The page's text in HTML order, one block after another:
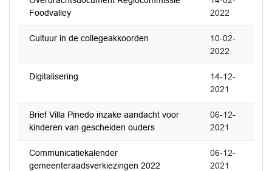
Foodvalley
2022
Cultuur in de collegeakkoorden
10-02-
2022
Digitalisering
14-12-
2021
Brief Villa Pinedo inzake aandacht voor
kinderen van gescheiden ouders
06-12-
2021
Communicatiekalender
gemeenteraadsverkiezingen 2022
06-12-
2021